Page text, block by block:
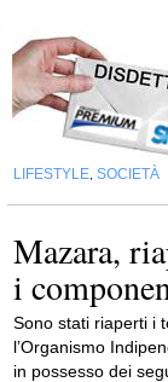
LIFESTYLE SOCIETÀ
Mazara,
i
Sono stati riaperti i
l’Organismo
in possesso dei